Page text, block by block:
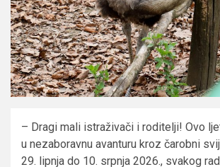
– Dragi mali istraživači i roditelji! Ovo
u nezaboravnu avanturu kroz čarobni
29. lipnja do 10. srpnja 2026., svakog